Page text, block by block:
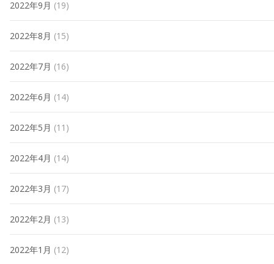
2022年9月 (19)
2022年8月 (15)
2022年7月 (16)
2022年6月 (14)
2022年5月 (11)
2022年4月 (14)
2022年3月 (17)
2022年2月 (13)
2022年1月 (12)